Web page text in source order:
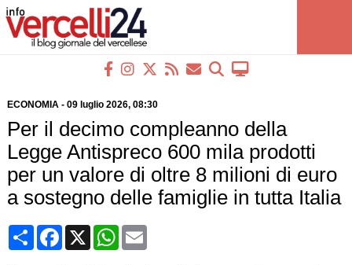
ECONOMIA- 09 luglio 2026, 08:30
Per il decimo compleanno della
Legge Antispreco 600 mila prodotti
per un valore di oltre 8 milioni di euro
a sostegno delle famiglie in tutta Italia
CondividiFacebook
X WhatsApp
Email